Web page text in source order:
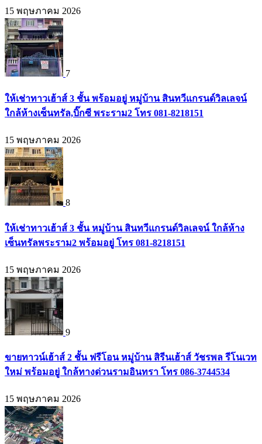
15 พฤษภาคม 2026
7
ให้เช่าทาวเฮ้าส์ 3 ชั้น พร้อมอยู่ หมู่บ้าน สินทวีแกรนด์วิลเลจน์
ใกล้ห้างเซ็นทรัล,บิ๊กซี พระราม2 โทร 081-8218151
15 พฤษภาคม 2026
8
ให้เช่าทาวเฮ้าส์ 3 ชั้น หมู่บ้าน สินทวีแกรนด์วิลเลจน์ ใกล้ห้าง
เซ็นทรัลพระราม2 พร้อมอยู่ โทร 081-8218151
15 พฤษภาคม 2026
9
ขายทาวน์เฮ้าส์ 2 ชั้น ฟรีโอน หมู่บ้าน สิรีนเฮ้าส์ วัชรพล รีโนเวท
ใหม่ พร้อมอยู่ ใกล้ทางด่วนรามอินทรา โทร 086-3744534
15 พฤษภาคม 2026